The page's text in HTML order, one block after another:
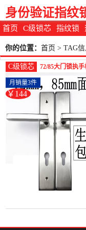
首页 C级锁芯 指纹锁
身份验证指纹
你的位置： 首页 > TAG
C级锁芯
72/85大门锁执
钢304门锁锁具配
门锁(金喜多旗舰
143.5元)
￥144
月销量3件